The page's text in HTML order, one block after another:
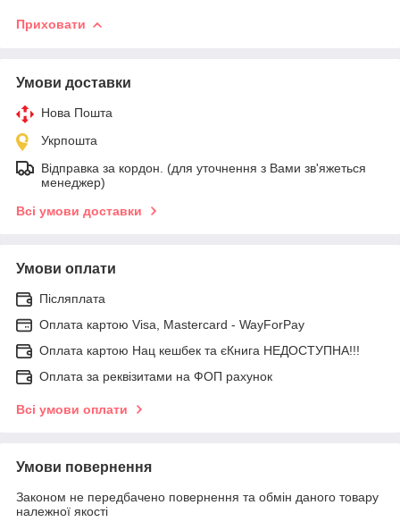
Приховати
Умови доставки
Нова Пошта
Укрпошта
Відправка за кордон. (для уточнення з Вами зв'яжеться
менеджер)
Всі умови доставки
Умови оплати
Післяплата
Оплата картою Visa, Mastercard - WayForPay
Оплата картою Нац кешбек та єКнига НЕДОСТУПНА!!!
Оплата за реквізитами на ФОП рахунок
Всі умови оплати
Умови повернення
Законом не передбачено повернення та обмін даного товару
належної якості